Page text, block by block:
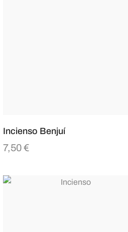
Incienso Benjuí
7,50€